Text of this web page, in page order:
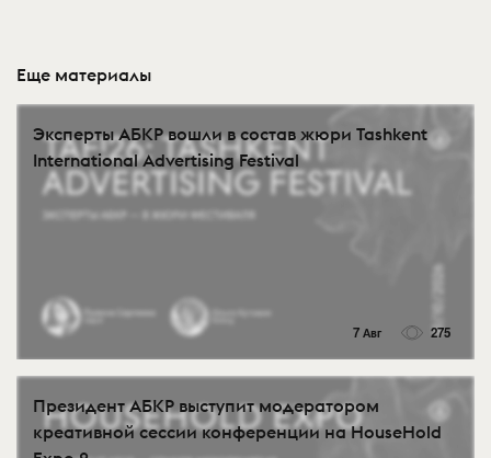
Еще материалы
Эксперты АБКР вошли в состав жюри Tashkent
International Advertising Festival
7 Авг 275
Президент АБКР выступит модератором
креативной сессии конференции на HouseHold